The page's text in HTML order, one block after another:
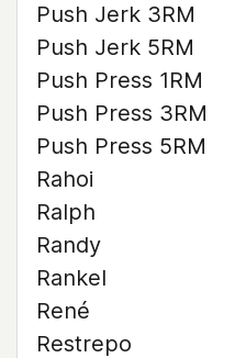
Push Jerk 3RM
Push Jerk 5RM
Push Press 1RM
Push Press 3RM
Push Press 5RM
Rahoi
Ralph
Randy
Rankel
René
Restrepo